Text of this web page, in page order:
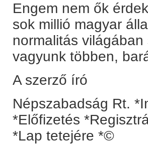
Engem nem ők
sok millió magyar
normalitás
vagyunk többen,
A szerző író
Népszabadság Rt.
*Előfizetés
*Lap tetejére *©